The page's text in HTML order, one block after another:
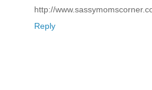
http://
Reply